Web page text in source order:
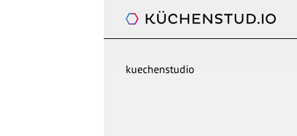
Küchenstudio
kuechenstudio